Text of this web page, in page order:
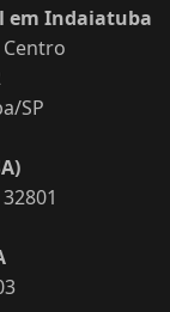
em Indaiatuba
Centro
SP